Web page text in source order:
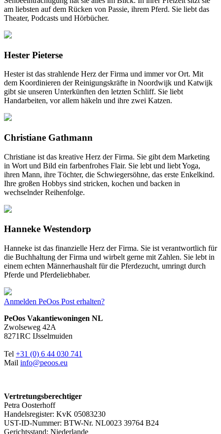
am liebsten auf dem Rücken von Passie, ihrem Pferd. Sie liebt das
Theater, Podcasts und Hörbücher.
Hester Pieterse
Hester ist das strahlende Herz der Firma und immer vor Ort. Mit
dem Koordinieren der Reinigungskräfte in Noordwijk und Katwijk
gibt sie unseren Unterkünften den letzten Schliff. Sie liebt
Handarbeiten, vor allem häkeln und ihre zwei Katzen.
Christiane Gathmann
Christiane ist das kreative Herz der Firma. Sie gibt dem Marketing
in Wort und Bild ein farbenfrohes Flair. Sie lebt und liebt Yoga,
ihren Mann, ihre Töchter, die Schwiegersöhne, das erste Enkelkind.
Ihre großen Hobbys sind stricken, kochen und backen in
wechselnder Reihenfolge.
Hanneke Westendorp
Hanneke ist das finanzielle Herz der Firma. Sie ist verantwortlich für
die Buchhaltung der Firma und wirbelt gerne mit Zahlen. Sie lebt in
einem echten Männerhaushalt für die Pferdezucht, umringt durch
Pferde und Pferdeliebhaber.
Anmelden PeOos Post erhalten?
PeOos Vakantiewoningen NL
Zwolseweg 42A
8271RC IJsselmuiden
Tel +31 (0) 6 44 030 741
Mail info@peoos.eu
Vertretungsberechtiger
Petra Oosterhoff
Handelsregister: KvK 05083230
UST-ID-Nummer: BTW-Nr. NL0023 39764 B24
Gerichtsstand: Niederlande